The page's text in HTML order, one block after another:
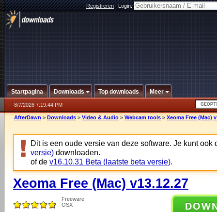
Registreren|Login:
Startpagina Downloads Top downloads Meer
8/7/2026 7:19:44 PM
AfterDawn > Downloads > Video & Audio > Webcam tools > Xeoma Free (Mac)
Dit is een oude versie van deze software. Je kunt ook
versie) downloaden.
of de v16.10.31 Beta (laatste beta versie).
Xeoma Free (Mac) v13.12.27
Freeware
OSX